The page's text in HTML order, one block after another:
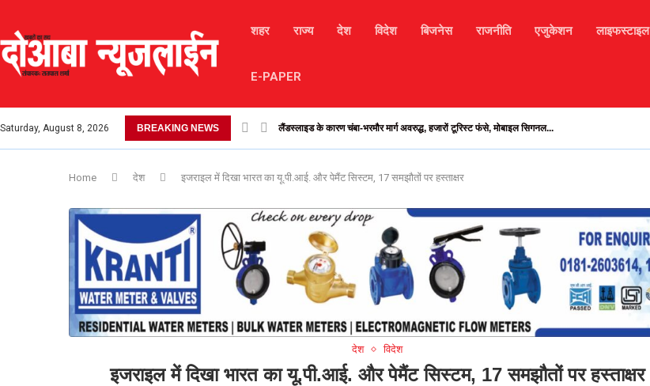
शहर राज्य देश विदेश बिजनेस राजनीति एजुकेशन लाइफस्टाइल
E-PAPER
Saturday, August 8, 2026 BREAKING NEWS लैंडस्लाइड के कारण चंबा-भरमौर मार्ग अवरुद्ध, हजारों टूरिस्ट फंसे, मोबाइल सिगनल...
Home देश इजराइल में दिखा भारत का यू.पी.आई. और पेमैंट सिस्टम, 17 समझौतों पर हस्ताक्षर
देश विदेश
इजराइल में दिखा भारत का यू.पी.आई. और पेमैंट सिस्टम, 17 समझौतों पर हस्ताक्षर